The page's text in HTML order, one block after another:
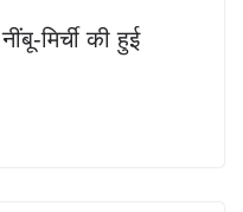
मिर्ची की हुई